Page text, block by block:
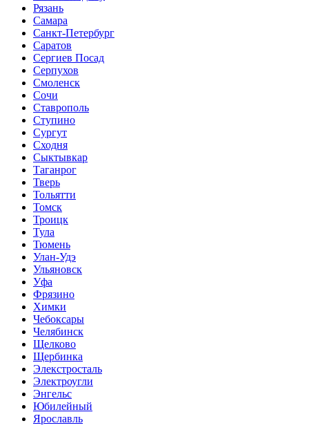
Рязань
Самара
Санкт-Петербург
Саратов
Сергиев Посад
Серпухов
Смоленск
Сочи
Ставрополь
Ступино
Сургут
Сходня
Сыктывкар
Таганрог
Тверь
Тольятти
Томск
Троицк
Тула
Тюмень
Улан-Удэ
Ульяновск
Уфа
Фрязино
Химки
Чебоксары
Челябинск
Щелково
Щербинка
Элекстросталь
Электроугли
Энгельс
Юбилейный
Ярославль